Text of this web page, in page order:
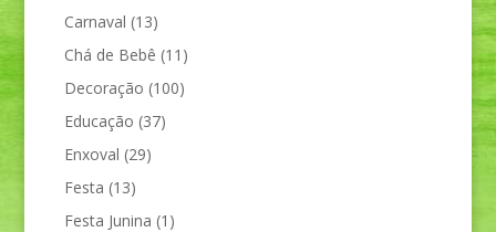
Carnaval (13)
Chá de Bebê (11)
Decoração (100)
Educação (37)
Enxoval (29)
Festa (13)
Festa Junina (1)